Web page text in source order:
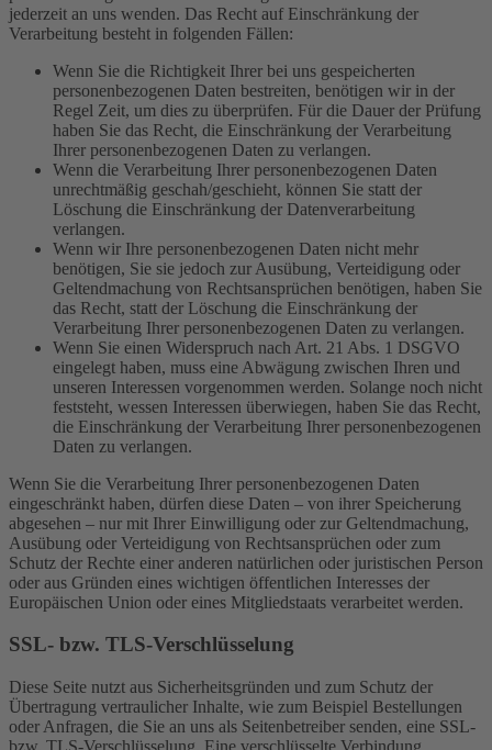
jederzeit an uns wenden. Das Recht auf Einschränkung der
Verarbeitung besteht in folgenden Fällen:
Wenn Sie die Richtigkeit Ihrer bei uns gespeicherten
personenbezogenen Daten bestreiten, benötigen wir in der
Regel Zeit, um dies zu überprüfen. Für die Dauer der Prüfung
haben Sie das Recht, die Einschränkung der Verarbeitung
Ihrer personenbezogenen Daten zu verlangen.
Wenn die Verarbeitung Ihrer personenbezogenen Daten
unrechtmäßig geschah/geschieht, können Sie statt der
Löschung die Einschränkung der Datenverarbeitung
verlangen.
Wenn wir Ihre personenbezogenen Daten nicht mehr
benötigen, Sie sie jedoch zur Ausübung, Verteidigung oder
Geltendmachung von Rechtsansprüchen benötigen, haben Sie
das Recht, statt der Löschung die Einschränkung der
Verarbeitung Ihrer personenbezogenen Daten zu verlangen.
Wenn Sie einen Widerspruch nach Art. 21 Abs. 1 DSGVO
eingelegt haben, muss eine Abwägung zwischen Ihren und
unseren Interessen vorgenommen werden. Solange noch nicht
feststeht, wessen Interessen überwiegen, haben Sie das Recht,
die Einschränkung der Verarbeitung Ihrer personenbezogenen
Daten zu verlangen.
Wenn Sie die Verarbeitung Ihrer personenbezogenen Daten
eingeschränkt haben, dürfen diese Daten – von ihrer Speicherung
abgesehen – nur mit Ihrer Einwilligung oder zur Geltendmachung,
Ausübung oder Verteidigung von Rechtsansprüchen oder zum
Schutz der Rechte einer anderen natürlichen oder juristischen Person
oder aus Gründen eines wichtigen öffentlichen Interesses der
Europäischen Union oder eines Mitgliedstaats verarbeitet werden.
SSL- bzw. TLS-Verschlüsselung
Diese Seite nutzt aus Sicherheitsgründen und zum Schutz der
Übertragung vertraulicher Inhalte, wie zum Beispiel Bestellungen
oder Anfragen, die Sie an uns als Seitenbetreiber senden, eine SSL-
bzw. TLS-Verschlüsselung. Eine verschlüsselte Verbindung